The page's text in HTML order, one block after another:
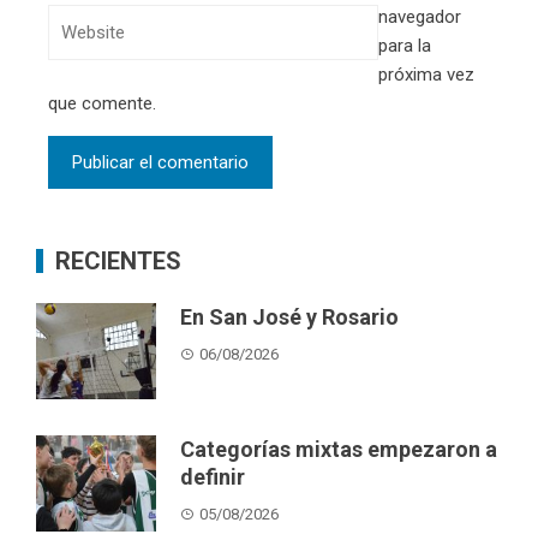
navegador
para la
próxima vez
que comente.
RECIENTES
En San José y Rosario
06/08/2026
Categorías mixtas empezaron a
definir
05/08/2026